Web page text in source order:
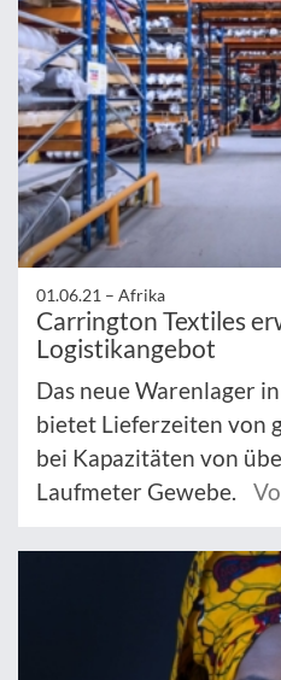
01.06.21 – Afrika
Carrington Textiles
Logistikangebot
Das neue Warenlager
bietet Lieferzeiten von
bei Kapazitäten von
Laufmeter Gewebe.